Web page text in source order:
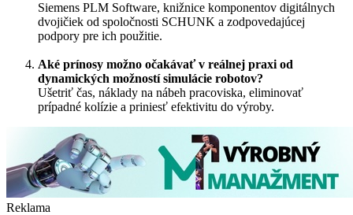
Siemens PLM Software, knižnice komponentov digitálnych
dvojičiek od spoločnosti SCHUNK a zodpovedajúcej
podpory pre ich použitie.
Aké prínosy možno očakávať v reálnej praxi od
dynamických možností simulácie robotov?
Ušetriť čas, náklady na nábeh pracoviska, eliminovať
prípadné kolízie a priniesť efektivitu do výroby.
Reklama